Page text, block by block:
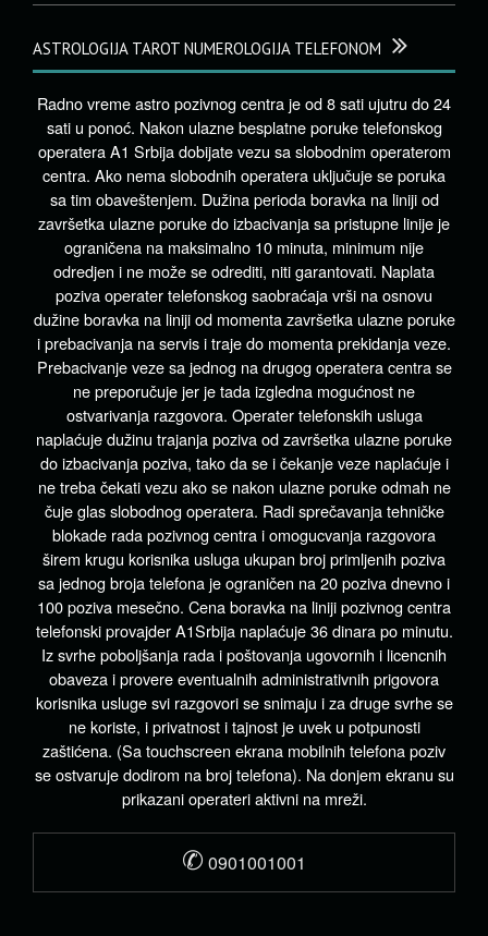
ASTROLOGIJA TAROT NUMEROLOGIJA TELEFONOM
Radno vreme astro pozivnog centra je od 8 sati ujutru do 24
sati u ponoć. Nakon ulazne besplatne poruke telefonskog
operatera A1 Srbija dobijate vezu sa slobodnim operaterom
centra. Ako nema slobodnih operatera uključuje se poruka
sa tim obaveštenjem. Dužina perioda boravka na liniji od
završetka ulazne poruke do izbacivanja sa pristupne linije je
ograničena na maksimalno 10 minuta, minimum nije
odredjen i ne može se odrediti, niti garantovati. Naplata
poziva operater telefonskog saobraćaja vrši na osnovu
dužine boravka na liniji od momenta završetka ulazne poruke
i prebacivanja na servis i traje do momenta prekidanja veze.
Prebacivanje veze sa jednog na drugog operatera centra se
ne preporučuje jer je tada izgledna mogućnost ne
ostvarivanja razgovora. Operater telefonskih usluga
naplaćuje dužinu trajanja poziva od završetka ulazne poruke
do izbacivanja poziva, tako da se i čekanje veze naplaćuje i
ne treba čekati vezu ako se nakon ulazne poruke odmah ne
čuje glas slobodnog operatera. Radi sprečavanja tehničke
blokade rada pozivnog centra i omogucvanja razgovora
širem krugu korisnika usluga ukupan broj primljenih poziva
sa jednog broja telefona je ograničen na 20 poziva dnevno i
100 poziva mesečno. Cena boravka na liniji pozivnog centra
telefonski provajder A1Srbija naplaćuje 36 dinara po minutu.
Iz svrhe poboljšanja rada i poštovanja ugovornih i licencnih
obaveza i provere eventualnih administrativnih prigovora
korisnika usluge svi razgovori se snimaju i za druge svrhe se
ne koriste, i privatnost i tajnost je uvek u potpunosti
zaštićena. (Sa touchscreen ekrana mobilnih telefona poziv
se ostvaruje dodirom na broj telefona). Na donjem ekranu su
prikazani operateri aktivni na mreži.
✆ 0901001001